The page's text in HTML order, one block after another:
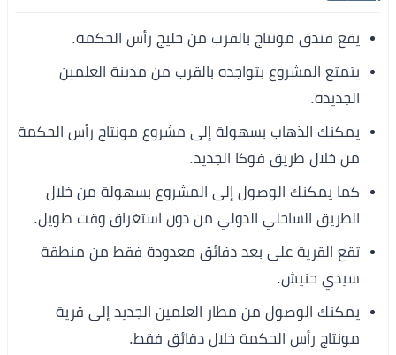
يقع فندق مونتاج بالقرب من خليج رأس الحكمة.
يتمتع المشروع بتواجده بالقرب من مدينة العلمين
الجديدة.
يمكنك الذهاب بسهولة إلى مشروع مونتاج رأس الحكمة
من خلال طريق فوكا الجديد.
كما يمكنك الوصول إلى المشروع بسهولة من خلال
الطريق الساحلي الدولي من دون استغراق وقت طويل.
تقع القرية على بعد دقائق معدودة فقط من منطقة
سيدي حنيش.
يمكنك الوصول من مطار العلمين الجديد إلى قرية
مونتاج رأس الحكمة خلال دقائق فقط.